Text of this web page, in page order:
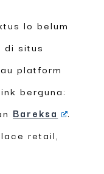
lo belum
di situs
platform
berguna:
Bareksa
.
retail,